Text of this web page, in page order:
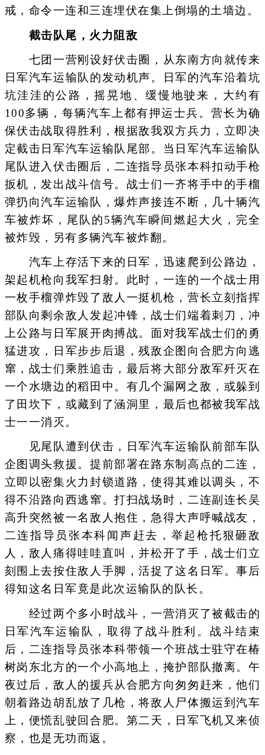
戒，命令一连和三连埋伏在集上倒塌的土墙边。
截击队尾，火力阻敌
七团一营刚设好伏击圈，从东南方向就传来
日军汽车运输队的发动机声。日军的汽车沿着坑
坑洼洼的公路，摇晃地、缓慢地驶来，大约有
100多辆，每辆汽车上都有押运士兵。营长为确
保伏击战取得胜利，根据敌我双方兵力，立即决
定截击日军汽车运输队尾部。当日军汽车运输队
尾队进入伏击圈后，二连指导员张本科扣动手枪
扳机，发出战斗信号。战士们一齐将手中的手榴
弹扔向汽车运输队，爆炸声接连不断，几十辆汽
车被炸坏，尾队的5辆汽车瞬间燃起大火，完全
被炸毁，另有多辆汽车被炸翻。
汽车上存活下来的日军，迅速爬到公路边，
架起机枪向我军扫射。此时，一连的一个战士用
一枚手榴弹炸毁了敌人一挺机枪，营长立刻指挥
部队向剩余敌人发起冲锋，战士们端着刺刀，冲
上公路与日军展开肉搏战。面对我军战士们的勇
猛进攻，日军步步后退，残敌企图向合肥方向逃
窜，战士们乘胜追击，最后将大部分敌军歼灭在
一个水塘边的稻田中。有几个漏网之敌，或躲到
了田坎下，或藏到了涵洞里，最后也都被我军战
士一一消灭。
见尾队遭到伏击，日军汽车运输队前部车队
企图调头救援。提前部署在路东制高点的二连，
立即以密集火力封锁道路，使得其难以调头，不
得不沿路向西逃窜。打扫战场时，二连副连长吴
高升突然被一名敌人抱住，急得大声呼喊战友，
二连指导员张本科闻声赶去，举起枪托狠砸敌
人，敌人痛得哇哇直叫，并松开了手，战士们立
刻围上去按住敌人手脚，活捉了这名日军。事后
得知这名日军竟是此次运输队的队长。
经过两个多小时战斗，一营消灭了被截击的
日军汽车运输队，取得了战斗胜利。战斗结束
后，二连指导员张本科带领一个班战士驻守在椿
树岗东北方的一个小高地上，掩护部队撤离。午
夜过后，敌人的援兵从合肥方向匆匆赶来，他们
朝着路边胡乱放了几枪，将敌人尸体搬运到汽车
上，便慌乱驶回合肥。第二天，日军飞机又来侦
察，也是无功而返。